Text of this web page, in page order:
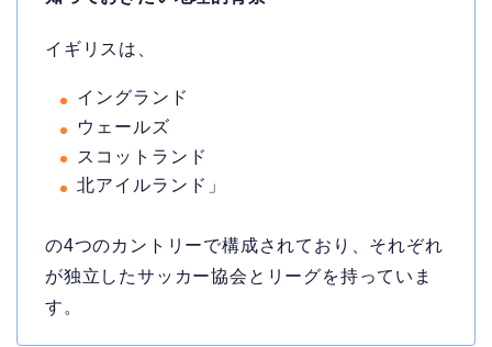
イギリスは、
イングランド
ウェールズ
スコットランド
北アイルランド」
の4つのカントリーで構成されており、それぞれ
が独立したサッカー協会とリーグを持っていま
す。